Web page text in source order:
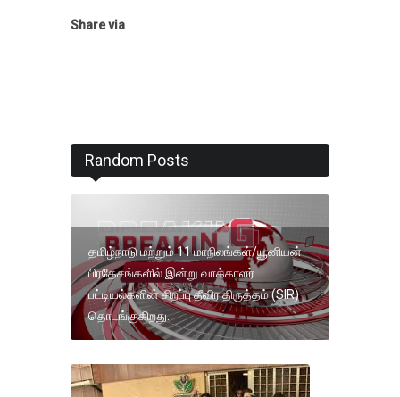
Share via
Random Posts
தமிழ்நாடு மற்றும் 11 மாநிலங்கள்/யூனியன்
பிரதேசங்களில் இன்று வாக்காளர்
பட்டியல்களின் சிறப்பு தீவிர திருத்தம் (SIR)
தொடங்குகிறது.